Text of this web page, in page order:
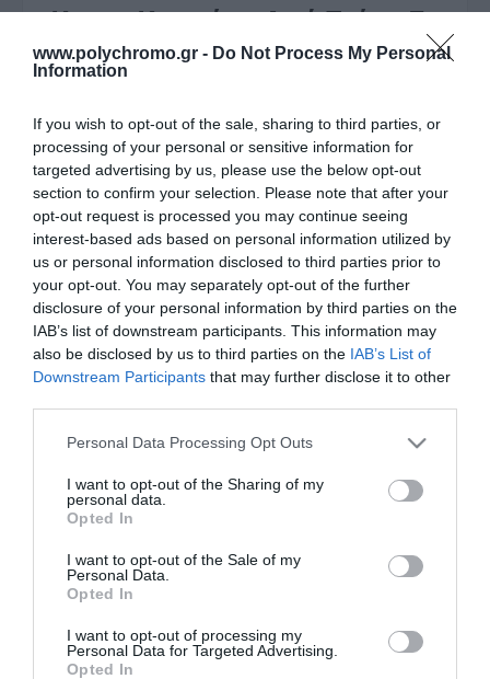
www.polychromo.gr - Do Not Process My Personal
Information
If you wish to opt-out of the sale, sharing to third parties, or
processing of your personal or sensitive information for
targeted advertising by us, please use the below opt-out
section to confirm your selection. Please note that after your
opt-out request is processed you may continue seeing
interest-based ads based on personal information utilized by
us or personal information disclosed to third parties prior to
your opt-out. You may separately opt-out of the further
disclosure of your personal information by third parties on the
IAB’s list of downstream participants. This information may
also be disclosed by us to third parties on the IAB’s List of
Downstream Participants that may further disclose it to other
Please note that this website/app uses one or more Google
not limited to your visit or usage behaviour. You may click to
grant or deny consent to Google and its third-party tags to
use your data for below specified purposes in below Google
consent section.
Personal Data Processing Opt Outs
I want to opt-out of the Sharing of my
personal data.
Opted In
I want to opt-out of the Sale of my
Personal Data.
Opted In
I want to opt-out of processing my
Personal Data for Targeted Advertising.
Opted In
Karag Καμπίνα Από Τοίχο Σε
Τοίχο Με Διάφανο
Karag 160X190Cm
472,01 €
Διαθέσιμο από 4 έως 10 ημέρες
ΚΩΔΙΚΟΣ: EFEO600160